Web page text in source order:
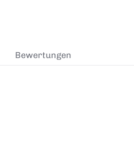
Bewertungen